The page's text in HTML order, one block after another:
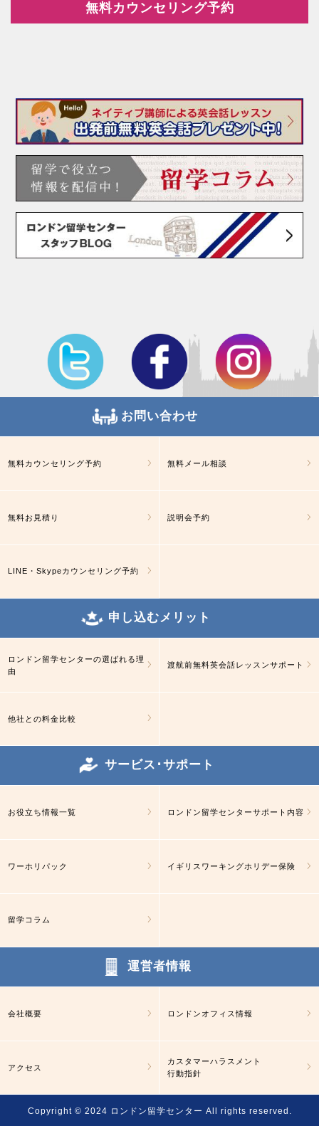
無料カウンセリング予約
お問い合わせ
無料カウンセリング予約 無料メール相談
無料お見積り 説明会予約
LINE・Skypeカウンセリング予約
申し込むメリット
ロンドン留学センターの選ばれる理
由
渡航前無料英会話レッスンサポート
他社との料金比較
サービス･サポート
お役立ち情報一覧 ロンドン留学センターサポート内容
ワーホリパック イギリスワーキングホリデー保険
留学コラム
運営者情報
会社概要 ロンドンオフィス情報
アクセス
カスタマーハラスメント
行動指針
Copyright © 2024 ロンドン留学センター All rights reserved.